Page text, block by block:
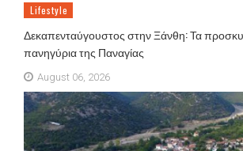
Lifestyle
Δεκαπενταύγουστος στην Ξάνθη: Τα
πανηγύρια της Παναγίας
August 06, 2026